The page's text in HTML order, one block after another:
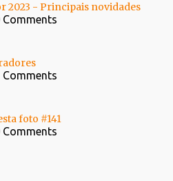
2023 - Principais novidades
Comments
Comments
foto #141
Comments